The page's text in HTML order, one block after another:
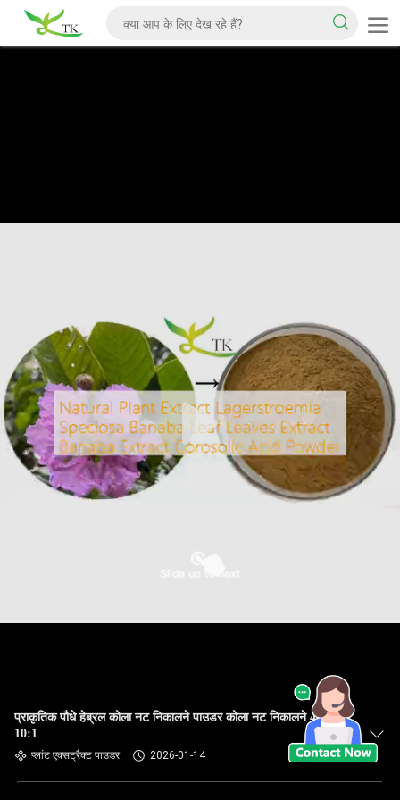
प्राकृतिक पौधे हेब्रल कोला नट निकालने पाउडर कोला नट निकालने 4:1
10:1
प्लांट एक्सट्रैक्ट पाउडर 2026-01-14